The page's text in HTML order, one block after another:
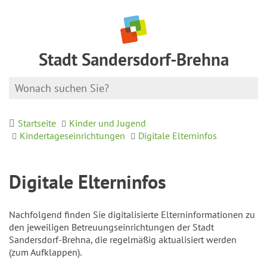
Stadt Sandersdorf-Brehna
Startseite
Kinder und Jugend
Kindertageseinrichtungen
Digitale Elterninfos
Digitale Elterninfos
Nachfolgend finden Sie digitalisierte Elterninformationen zu
den jeweiligen Betreuungseinrichtungen der Stadt
Sandersdorf-Brehna, die regelmäßig aktualisiert werden
(zum Aufklappen).